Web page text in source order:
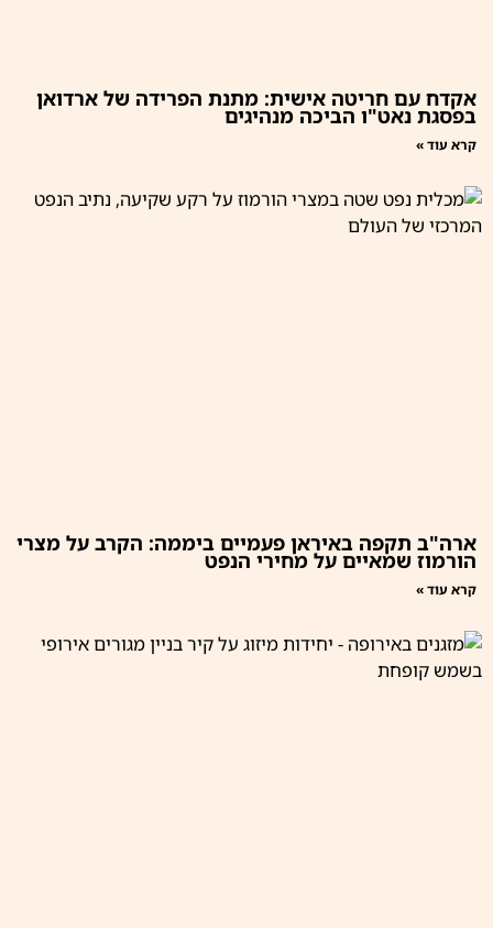
אקדח עם חריטה אישית: מתנת הפרידה של ארדואן
בפסגת נאט"ו הביכה מנהיגים
קרא עוד »
ארה"ב תקפה באיראן פעמיים ביממה: הקרב על מצרי
הורמוז שמאיים על מחירי הנפט
קרא עוד »